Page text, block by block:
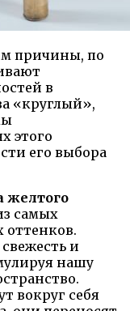
причины, по
в
«круглый»,
этого
его выбора
желтого
самых
оттенков.
и
нашу
вокруг себя